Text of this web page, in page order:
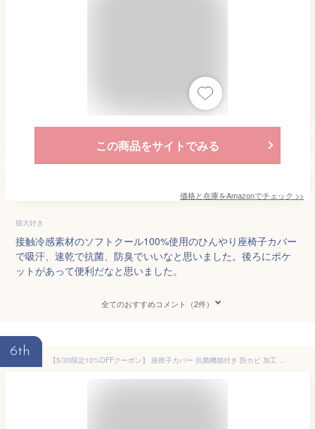
この商品をサイトでみる
価格と在庫をAmazonでチェック >>
猫大好き
接触冷感素材のソフトクール100%使用のひんやり座椅子カバー
で吸汗、速乾で抗菌、防臭でいいなと思いました。後ろにポケ
ットがあって便利だなと思いました。
全てのおすすめコメント（2件）
6th
【5/30限定10%OFFクーポン】 座椅子カバー 抗菌機能付き 防カビ 加工 座面 い草カバー 椅子 カバー 与那国 座椅子 カバー ブラウン 約44×160cm 蒸れない 夏でも快適 汗サラサラ 寒い季節も 椅子が冷たくない カバー プレゼント おすすめ